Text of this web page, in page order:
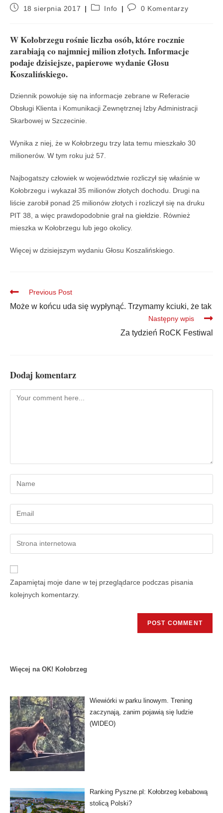
18 sierpnia 2017 Info 0 Komentarzy
W Kołobrzegu rośnie liczba osób, które rocznie
zarabiają co najmniej milion złotych. Informacje
podaje dzisiejsze, papierowe wydanie Głosu
Koszalińskiego.
Dziennik powołuje się na informacje zebrane w Referacie
Obsługi Klienta i Komunikacji Zewnętrznej Izby Administracji
Skarbowej w Szczecinie.
Wynika z niej, że w Kołobrzegu trzy lata temu mieszkało 30
milionerów. W tym roku już 57.
Najbogatszy człowiek w województwie rozliczył się właśnie w
Kołobrzegu i wykazał 35 milionów złotych dochodu. Drugi na
liście zarobił ponad 25 milionów złotych i rozliczył się na druku
PIT 38, a więc prawdopodobnie grał na giełdzie. Również
mieszka w Kołobrzegu lub jego okolicy.
Więcej w dzisiejszym wydaniu Głosu Koszalińskiego.
Previous Post
Może w końcu uda się wypłynąć. Trzymamy kciuki, że tak
Następny wpis
Za tydzień RoCK Festiwal
Dodaj komentarz
Zapamiętaj moje dane w tej przeglądarce podczas pisania
kolejnych komentarzy.
Więcej na OK! Kołobrzeg
Wiewiórki w parku linowym. Trening
zaczynają, zanim pojawią się ludzie
(WIDEO)
Ranking Pyszne.pl: Kołobrzeg kebabową
stolicą Polski?